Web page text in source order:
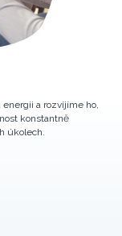
a rozvíjíme ho,
konstantně
úkolech.